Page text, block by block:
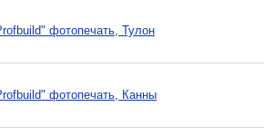
фотопечать, Тулон
фотопечать, Канны